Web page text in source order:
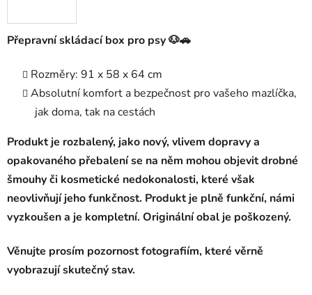
Přepravní skládací box pro psy 🐶🚗
Rozměry: 91 x 58 x 64 cm
Absolutní komfort a bezpečnost pro vašeho mazlíčka,
jak doma, tak na cestách
Produkt je rozbalený, jako nový, vlivem dopravy a
opakovaného přebalení se na něm mohou objevit drobné
šmouhy či kosmetické nedokonalosti, které však
neovlivňují jeho funkčnost. Produkt je plně funkční, námi
vyzkoušen a je kompletní. Originální obal je poškozený.
Věnujte prosím pozornost fotografiím, které věrně
vyobrazují skutečný stav.